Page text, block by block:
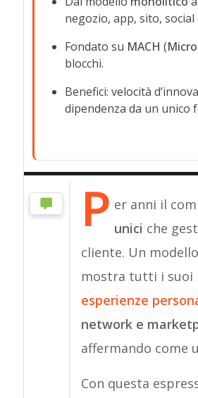
negozio, app, sito, social
Fondato su MACH (
blocchi.
Benefici: velocità
dipendenza da un unico
P er anni il
unici che
cliente. Un
mostra tutti i suoi
esperienze
network e
affermando come
Con questa